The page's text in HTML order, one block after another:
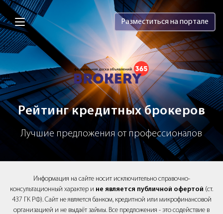
Brokery365 - Рейтинг кредитных
Разместиться на портале
Рейтинг кредитных брокеров
Лучшие предложения от профессионалов
Информация на сайте носит исключительно справочно-
консультационный характер и не является публичной офертой (ст.
437 ГК РФ). Сайт не является банком, кредитной или микрофинансовой
организацией и не выдаёт займы. Все предложения - это содействие в